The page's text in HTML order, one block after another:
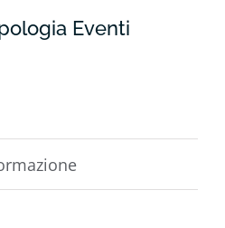
Eventi